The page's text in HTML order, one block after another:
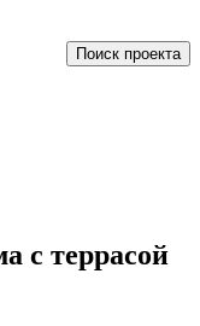
Поиск проекта
с террасой